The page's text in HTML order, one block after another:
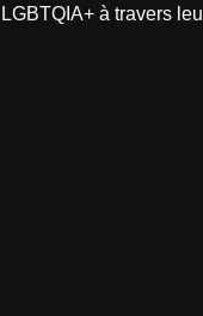
LGBTQIA+ à travers